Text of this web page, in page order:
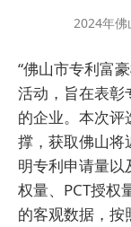
2024年佛
“佛山市专利富
活动，旨在表彰
的企业。本次
撑，获取佛山
明专利申请量
权量、PCT授权
的客观数据，